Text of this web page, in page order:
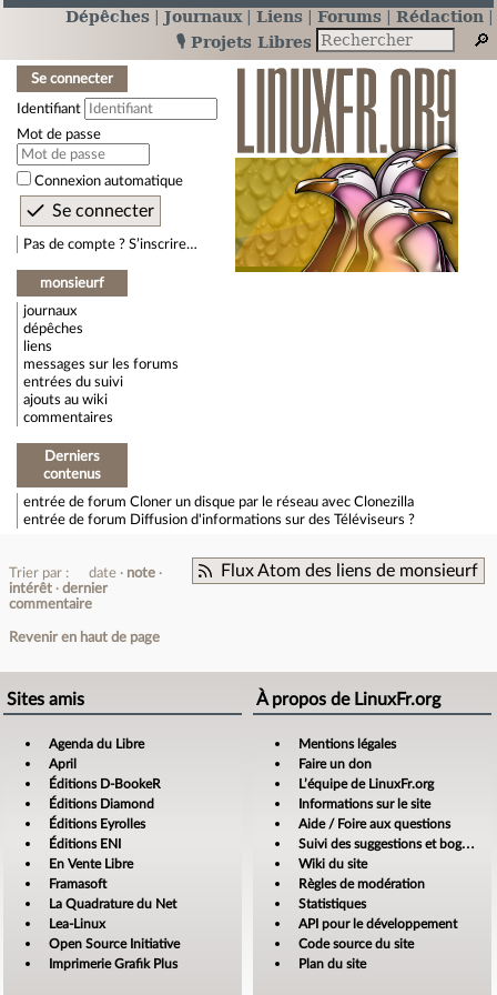
Dépêches Journaux Liens Forums
Rédaction
🎙️ Projets Libres
Se connecter
Identifiant
Mot de passe
Connexion automatique
Pas de compte ? S’inscrire…
monsieurf
journaux
dépêches
liens
messages sur les forums
entrées du suivi
ajouts au wiki
commentaires
Derniers
contenus
entrée de forum Cloner un disque par le réseau avec Clonezilla
entrée de forum Diffusion d'informations sur des Téléviseurs ?
Flux Atom des liens de monsieurf
Trier par : date
note
intérêt
dernier
commentaire
Revenir en haut de page
Sites amis
Agenda du Libre
April
Éditions D-BookeR
Éditions Diamond
Éditions Eyrolles
Éditions ENI
En Vente Libre
Framasoft
La Quadrature du Net
Lea-Linux
Open Source Initiative
Imprimerie Grafik Plus
À propos de LinuxFr.org
Mentions légales
Faire un don
L’équipe de LinuxFr.org
Informations sur le site
Aide / Foire aux questions
Suivi des suggestions et bogues
Wiki du site
Règles de modération
Statistiques
API pour le développement
Code source du site
Plan du site